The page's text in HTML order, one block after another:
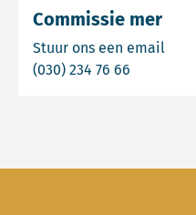
Commissie mer
Stuur ons een email
(030) 234 76 66